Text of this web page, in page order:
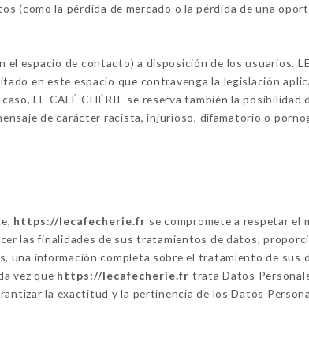
(como la pérdida de mercado o la pérdida de una
espacio de contacto) a disposición de los usuarios. LE
en este espacio que contravenga la legislación
LE CAFÉ CHÉRIE se reserva también la posibilidad
de carácter racista, injurioso, difamatorio o
https://lecafecherie.fr se compromete a respetar el
las finalidades de sus tratamientos de datos,
una información completa sobre el tratamiento de sus
vez que https://lecafecherie.fr trata Datos
la exactitud y la pertinencia de los Datos